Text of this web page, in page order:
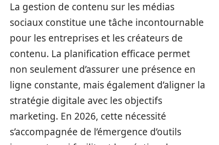
La gestion de contenu sur les médias
sociaux constitue une tâche incontournable
pour les entreprises et les créateurs de
contenu. La planification efficace permet
non seulement d’assurer une présence en
ligne constante, mais également d’aligner la
stratégie digitale avec les objectifs
marketing. En 2026, cette nécessité
s’accompagnée de l’émergence d’outils